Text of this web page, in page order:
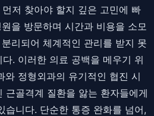
저 찾아야 할지 깊은 고민에 빠
을 방문하며 시간과 비용을 소모
리되어 체계적인 관리를 받지 못
. 이러한 의료 공백을 메우기 위
와 정형외과의 유기적인 협진 시
근골격계 질환을 앓는 환자들에게
습니다. 단순한 통증 완화를 넘어,